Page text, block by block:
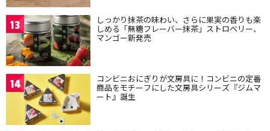
13 しっかり抹茶の味わい、さらに果実の香りも楽
しめる「無糖フレーバー抹茶」ストロベリー、
マンゴー新発売
14 コンビニおにぎりが文房具に！コンビニの定番
商品をモチーフにした文房具シリーズ『ジムマ
ート』誕生